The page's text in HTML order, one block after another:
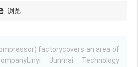
浏览
factorycovers an area of
Junmai Technology